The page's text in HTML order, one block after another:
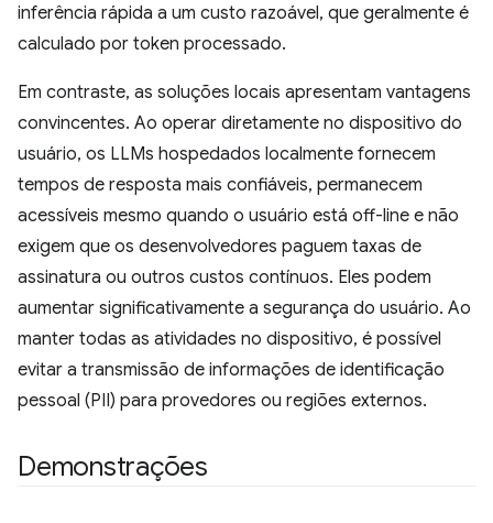
inferência rápida a um custo razoável, que geralmente é
calculado por token processado.
Em contraste, as soluções locais apresentam vantagens
convincentes. Ao operar diretamente no dispositivo do
usuário, os LLMs hospedados localmente fornecem
tempos de resposta mais confiáveis, permanecem
acessíveis mesmo quando o usuário está off-line e não
exigem que os desenvolvedores paguem taxas de
assinatura ou outros custos contínuos. Eles podem
aumentar significativamente a segurança do usuário. Ao
manter todas as atividades no dispositivo, é possível
evitar a transmissão de informações de identificação
pessoal (PII) para provedores ou regiões externos.
Demonstrações